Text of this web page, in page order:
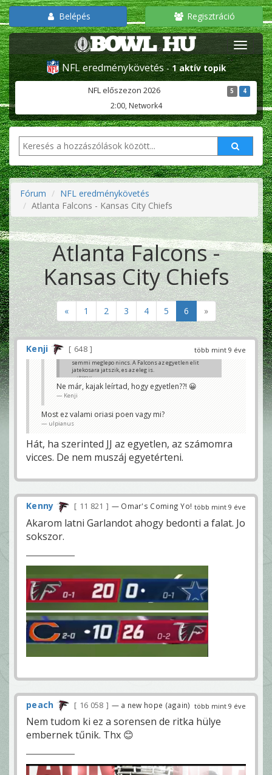
Belépés Regisztráció
NFL eredménykövetés -1 aktív topik
NFL előszezon 2026 5 4
2:00, Network4
Fórum
NFL eredménykövetés
Atlanta Falcons - Kansas City Chiefs
Atlanta Falcons -
Kansas City Chiefs
« 1 2 3 4 5 6 »
több mint 9 éve
Kenji 648
semmi meglepo nincs. A Falcons az egyetlen elit
jatekosara jatszik, es az eleg is.
ulpianus
Ne már, kajak leírtad, hogy egyetlen??! 😀
Kenji
Most ez valami oriasi poen vagy mi?
ulpianus
Hát, ha szerinted JJ az egyetlen, az számomra
vicces. De nem muszáj egyetérteni.
több mint 9 éve
Kenny 11 821 — Omar's Coming Yo!
Akarom latni Garlandot ahogy bedonti a falat. Jo
sokszor.
több mint 9 éve
peach 16 058 — a new hope (again)
Nem tudom ki ez a sorensen de ritka hülye
embernek tűnik. Thx 😊